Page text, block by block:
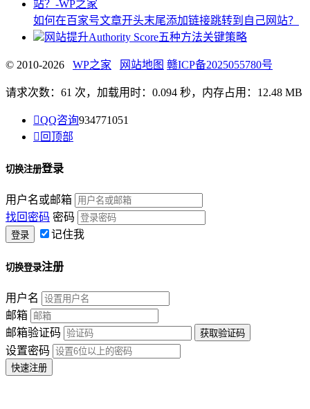
如何在百家号文章开头末尾添加链接跳转到自己网站？
网站提升Authority Score五种方法关键策略
© 2010-2026 WP之家 网站地图 赣ICP备2025055780号
请求次数：61 次，加载用时：0.094 秒，内存占用：12.48 MB
QQ咨询934771051
 回顶部
切换注册登录
用户名或邮箱
找回密码 密码
记住我
切换登录注册
用户名
邮箱
邮箱验证码
设置密码